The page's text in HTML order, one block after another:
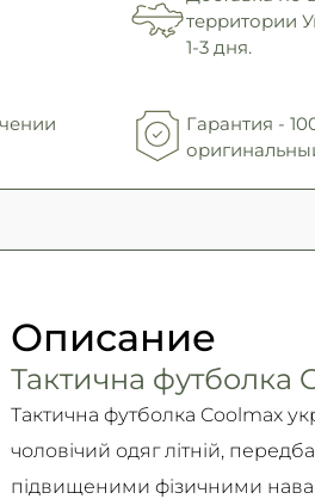
территории
1-3 дня.
Гарантия -
Описание
Тактична футболка
Тактична футболка Coolmax
чоловічий одяг літній,
підвищеними фізичними